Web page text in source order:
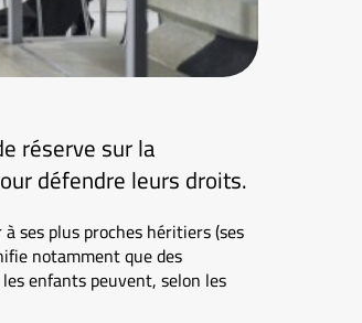
réserve sur la
défendre leurs droits.
ses plus proches héritiers (ses
notamment que des
enfants peuvent, selon les